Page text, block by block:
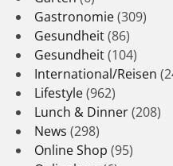
Gastronomie(309)
Gesundheit(86)
Gesundheit(104)
International/Reisen
Lifestyle(962)
Lunch & Dinner(208)
News (298)
Online Shop (95)